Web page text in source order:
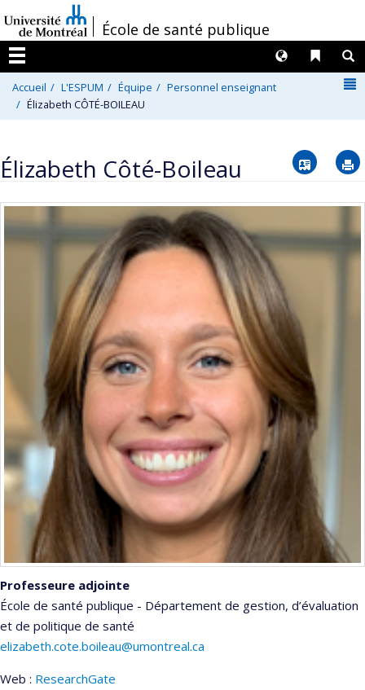
au
contenu
/École de santé publique
Menu
Liens
Langues
Accueil L'ESPUM Équipe
Personnel enseignant
Élizabeth CÔTÉ-BOILEAU
Élizabeth Côté-Boileau Vcard
Professeure adjointe
École de santé publique - Département de gestion, d’évaluation
et de politique de santé
elizabeth.cote.boileau@umontreal.ca
Web : ResearchGate